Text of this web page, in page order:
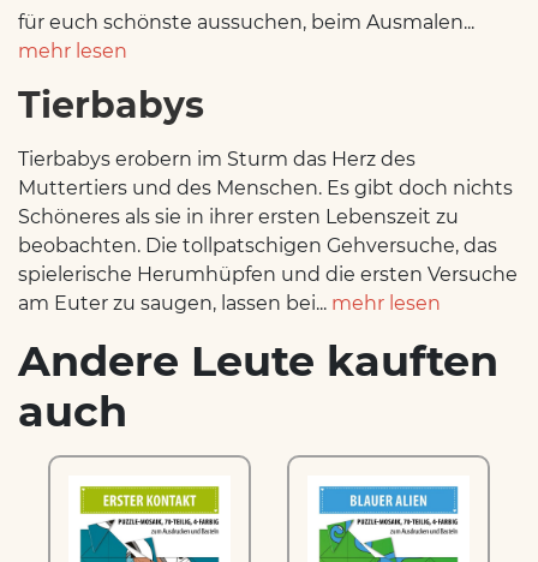
für euch schönste aussuchen, beim Ausmalen...
mehr lesen
Tierbabys
Tierbabys erobern im Sturm das Herz des
Muttertiers und des Menschen. Es gibt doch nichts
Schöneres als sie in ihrer ersten Lebenszeit zu
beobachten. Die tollpatschigen Gehversuche, das
spielerische Herumhüpfen und die ersten Versuche
am Euter zu saugen, lassen bei... mehr lesen
Andere Leute kauften
auch